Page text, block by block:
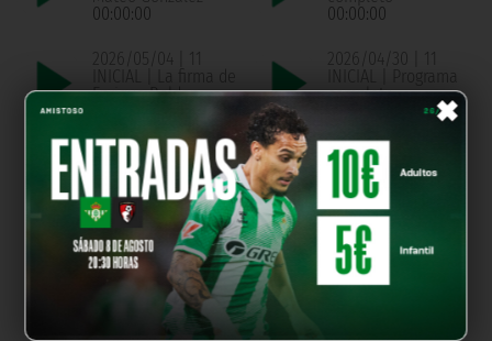
×
00:00:00
00:00:00
2026/05/04 | 11
INICIAL | La firma de
Enrique Roldan
2026/04/30 | 11
INICIAL | Programa
completo
2026/04/30 | 11
INICIAL | La firma de
Pablo Montaño
00:00:00
2026/04/29 | 11
INICIAL | Programa
completo
00:00:00
2026/04/29 | 11
INICIAL | La firma de
Chema de Aquino
2026/04/28 | 11
INICIAL | Programa
completo